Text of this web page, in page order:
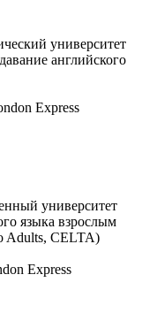
университет
английского
университет
языка взрослым
Adults, CELTA)